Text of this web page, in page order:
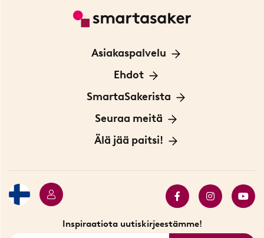
Asiakaspalvelu
Ota yhteyttä
Ehdot
Tietoa evästeistä
Yksityisyydensuoja
Sopimusehdot
SmartaSakerista
Meistä
Myymälä Tukholmassa
Seuraa meitä
Innovaattoriblogi
Älä jää paitsi!
Inspiraatiota uutiskirjeestämme!